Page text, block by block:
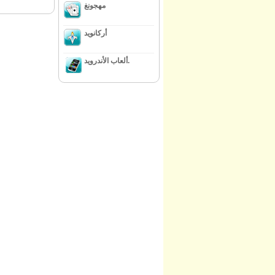
مهجونغ
أركانويد
ألعاب الأندرويد.